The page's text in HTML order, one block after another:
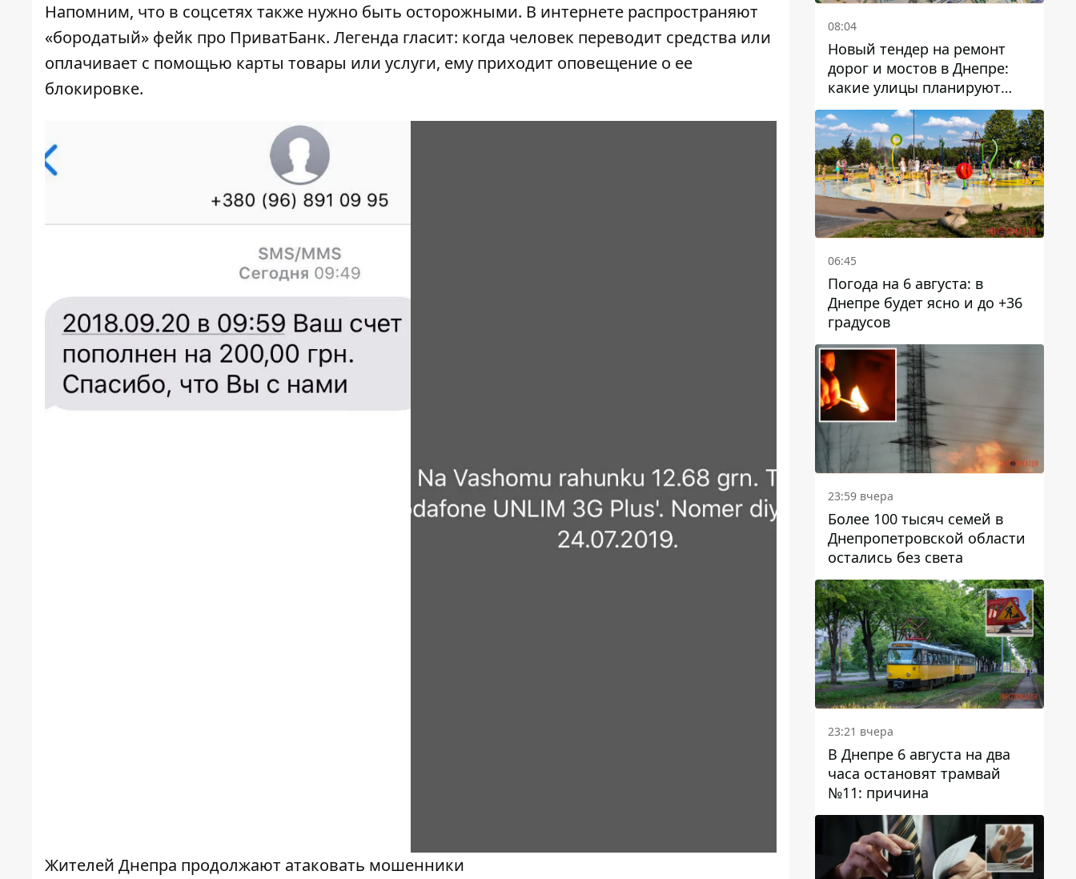
Напомним, что в соцсетях также нужно быть осторожными. В интернете распространяют
«бородатый» фейк про ПриватБанк. Легенда гласит: когда человек переводит средства или
оплачивает с помощью карты товары или услуги, ему приходит оповещение о ее
блокировке.
Жителей Днепра продолжают атаковать мошенники
08:04
Новый тендер на ремонт
дорог и мостов в Днепре:
какие улицы планируют
обновить и сколько
десятков миллионов гривен
на это хотят потратить
06:45
Погода на 6 августа: в
Днепре будет ясно и до +36
градусов
23:59 вчера
Более 100 тысяч семей в
Днепропетровской области
остались без света
23:21 вчера
В Днепре 6 августа на два
часа остановят трамвай
№11: причина